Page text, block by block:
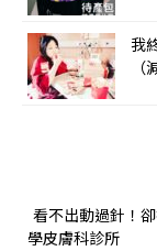
我
看不出動過針！
學皮膚科診所